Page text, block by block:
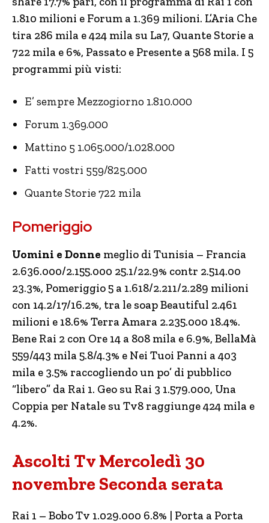
1.810 milioni e Forum a 1.369 milioni. L’Aria Che
tira 286 mila e 424 mila su La7, Quante Storie a
722 mila e 6%, Passato e Presente a 568 mila. I 5
programmi più visti:
E’ sempre Mezzogiorno 1.810.000
Forum 1.369.000
Mattino 5 1.065.000/1.028.000
Fatti vostri 559/825.000
Quante Storie 722 mila
Pomeriggio
Uomini e Donne meglio di Tunisia – Francia
2.636.000/2.155.000 25.1/22.9% contr 2.514.00
23.3%, Pomeriggio 5 a 1.618/2.211/2.289 milioni
con 14.2/17/16.2%, tra le soap Beautiful 2.461
milioni e 18.6% Terra Amara 2.235.000 18.4%.
Bene Rai 2 con Ore 14 a 808 mila e 6.9%, BellaMà
559/443 mila 5.8/4.3% e Nei Tuoi Panni a 403
mila e 3.5% raccogliendo un po’ di pubblico
“libero” da Rai 1. Geo su Rai 3 1.579.000, Una
Coppia per Natale su Tv8 raggiunge 424 mila e
4.2%.
Ascolti Tv Mercoledì 30
novembre Seconda serata
Rai 1 – Bobo Tv 1.029.000 6.8% | Porta a Porta